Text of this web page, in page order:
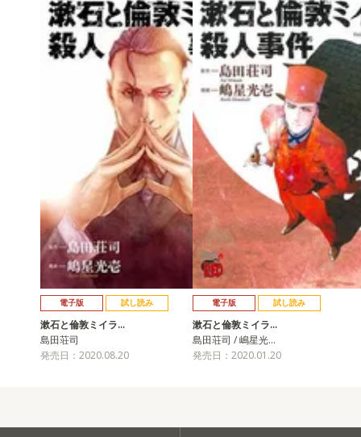
電子版 試し読み
漱石と倫敦ミイラ…
島田荘司
発売日：2020.08.20
電子版 試し読み
漱石と倫敦ミイラ…
島田荘司 / 嶋星光…
発売日：2020.01.20